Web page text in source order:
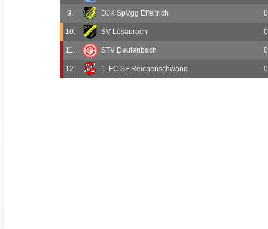
9. DJK SpVgg Effeltrich 0
10. SV Losaurach 0
11. STV Deutenbach 0
12. 1. FC SF Reichenschwand 0